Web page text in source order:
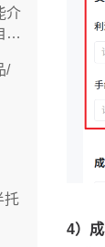
介
动
/
托